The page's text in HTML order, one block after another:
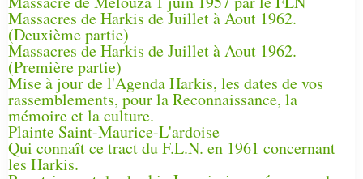
Massacres de Harkis de Juillet à Aout 1962.
(Deuxième partie)
Massacres de Harkis de Juillet à Aout 1962.
(Première partie)
Mise à jour de l'Agenda Harkis, les dates de vos
rassemblements, pour la Reconnaissance, la
mémoire et la culture.
Plainte Saint-Maurice-L'ardoise
Qui connaît ce tract du F.L.N. en 1961 concernant
les Harkis.